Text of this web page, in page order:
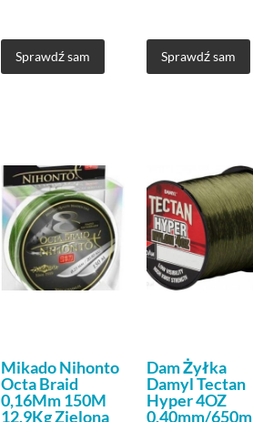
Sprawdź sam Sprawdź sam
Mikado Nihonto
Octa Braid
0,16Mm 150M
12,9Kg Zielona
Dam Żyłka
Damyl Tectan
Hyper 4OZ
0,40mm/650m